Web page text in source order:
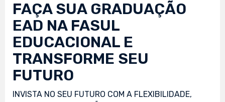
FAÇA SUA GRADUAÇÃO
EAD NA FASUL
EDUCACIONAL E
TRANSFORME SEU
FUTURO
INVISTA NO SEU FUTURO COM A FLEXIBILIDADE,